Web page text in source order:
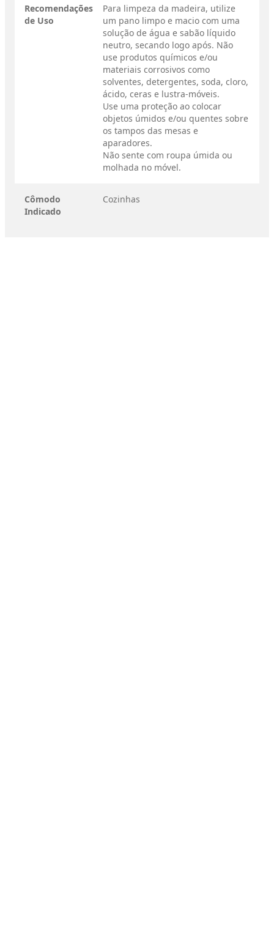
Recomendações
de Uso
Para limpeza da madeira, utilize
um pano limpo e macio com uma
solução de água e sabão líquido
neutro, secando logo após. Não
use produtos químicos e/ou
materiais corrosivos como
solventes, detergentes, soda, cloro,
ácido, ceras e lustra-móveis.
Use uma proteção ao colocar
objetos úmidos e/ou quentes sobre
os tampos das mesas e
aparadores.
Não sente com roupa úmida ou
molhada no móvel.
Cômodo
Indicado
Cozinhas